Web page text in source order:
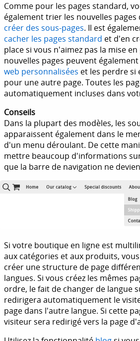
Comme pour les pages standard,
également trier les nouvelles pages
créer des sous-pages. Il est
cacher les pages standard et d'en
place si vous n'aimez pas la mise
nouvelles pages peuvent
web personnalisées et les perdre si
pour une autre page. Toutes les
automatiquement incluses dans
Conseils
Dans la plupart des modèles, les
apparaissent également dans le
d'un menu déroulant. De cette
mettre beaucoup d'informations
que la barre de navigation ne
Si votre boutique en ligne est
aux catégories et aux produits,
créer une structure de page
langues. Si vous créez les mêmes
ordre, le fait de changer de langue
redirigera automatiquement le
page dans l'autre langue. Si cette
visiteur sera redirigé vers la page